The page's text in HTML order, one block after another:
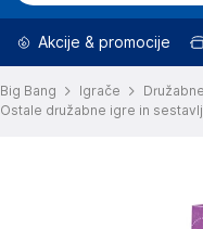
Akcije & promocije
Big Bang Igrače
Ostale družabne igre in